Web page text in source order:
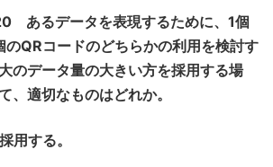
あるデータを表現するために、1個
QRコードのどちらかの利用を検討す
のデータ量の大きい方を採用する場
、適切なものはどれか。
する。